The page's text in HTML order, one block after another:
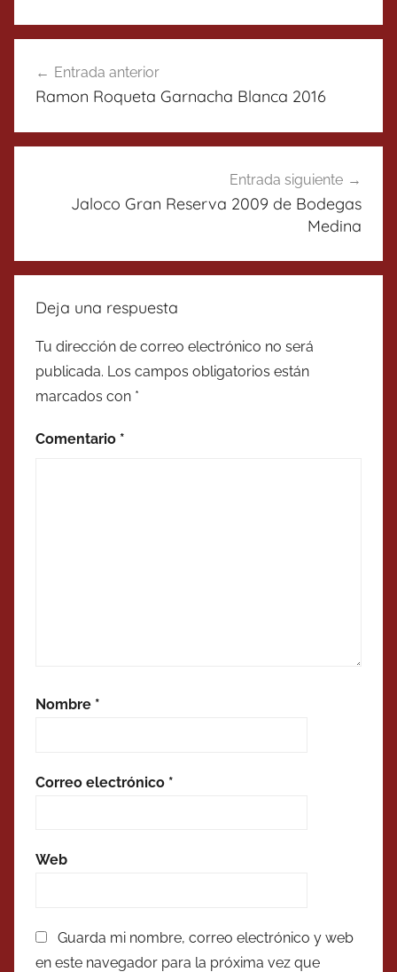
de
Entrada anterior
Ramon Roqueta Garnacha Blanca 2016
Entrada siguiente
Jaloco Gran Reserva 2009 de Bodegas
Medina
Deja una respuesta
Tu dirección de correo electrónico no será
publicada. Los campos obligatorios están
marcados con *
Comentario *
Nombre *
Correo electrónico *
Web
Guarda mi nombre, correo electrónico y web
en este navegador para la próxima vez que